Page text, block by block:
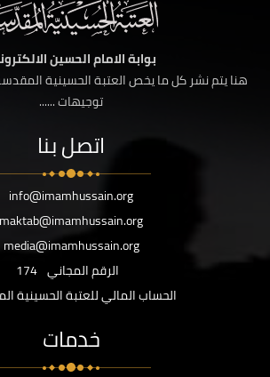
بوابة الامام الحسين
هنا يتم نشر كل ما يخص العتبة الحسينية
توجيهات ......
اتصل بنا
info@imamhussain.org
maktab@imamhussain.org
media@imamhussain.org
الرقم المجاني 174
الحساب المالي للعتبة الحسينية
خدمات